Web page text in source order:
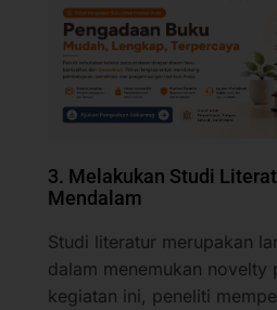
3. Melakukan Studi
Mendalam
Studi literatur merupakan
dalam menemukan novelty
kegiatan ini, peneliti